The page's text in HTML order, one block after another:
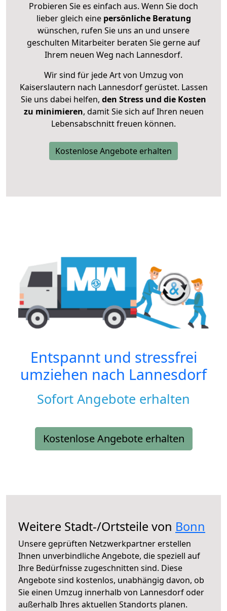
Probieren Sie es einfach aus. Wenn Sie doch
lieber gleich eine persönliche Beratung
wünschen, rufen Sie uns an und unsere
geschulten Mitarbeiter beraten Sie gerne auf
Ihrem neuen Weg nach Lannesdorf.
Wir sind für jede Art von Umzug von
Kaiserslautern nach Lannesdorf gerüstet. Lassen
Sie uns dabei helfen, den Stress und die Kosten
zu minimieren, damit Sie sich auf Ihren neuen
Lebensabschnitt freuen können.
Kostenlose Angebote erhalten
Entspannt und stressfrei
umziehen nach Lannesdorf
Sofort Angebote erhalten
Kostenlose Angebote erhalten
Weitere Stadt-/Ortsteile von Bonn
Unsere geprüften Netzwerkpartner erstellen
Ihnen unverbindliche Angebote, die speziell auf
Ihre Bedürfnisse zugeschnitten sind. Diese
Angebote sind kostenlos, unabhängig davon, ob
Sie einen Umzug innerhalb von Lannesdorf oder
außerhalb Ihres aktuellen Standorts planen.